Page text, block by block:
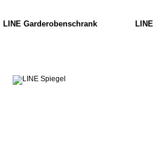
LINE Garderobenschrank